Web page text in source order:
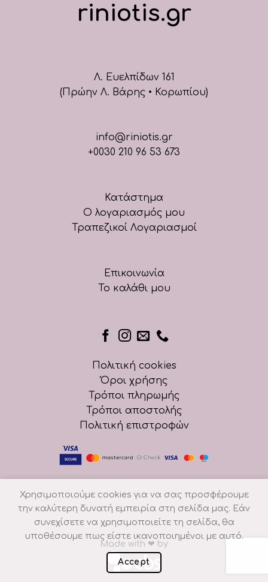
riniotis.gr
Λ. Ευελπίδων 161
(Πρώην Λ. Βάρης • Κορωπίου)
info@riniotis.gr
+0030 210 96 53 673
Κατάστημα
Ο λογαριασμός μου
Τραπεζικοί Λογαριασμοί
Επικοινωνία
Το καλάθι μου
Πολιτική cookies
Όροι χρήσης
Τρόποι πληρωμής
Τρόποι αποστολής
Πολιτική επιστροφών
Made with ❤ by
Χρησιμοποιούμε cookies για να σας προσφέρουμε
την καλύτερη δυνατή εμπειρία στη σελίδα μας. Εάν
συνεχίσετε να χρησιμοποιείτε τη σελίδα, θα
υποθέσουμε πως είστε ικανοποιημένοι με αυτό.
Accept